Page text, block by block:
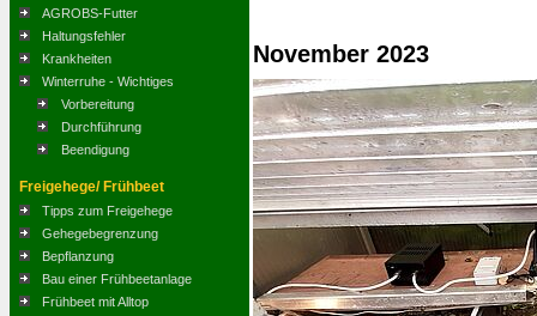
AGROBS-Futter
Haltungsfehler
Krankheiten
Winterruhe - Wichtiges
Vorbereitung
Durchführung
Beendigung
Freigehege/ Frühbeet
Tipps zum Freigehege
Gehegebegrenzung
Bepflanzung
Bau einer Frühbeetanlage
Frühbeet mit Alltop
November 2023